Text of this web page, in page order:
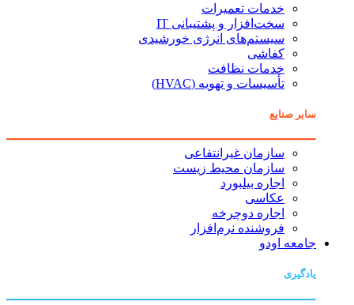
خدمات تعمیرات
سخت‌افزار و پشتیبانی IT
سیستم‌های انرژی خورشیدی
کفاشی
خدمات نظافت
تأسیسات و تهویه (HVAC)
سایر صنایع
سازمان غیرانتفاعی
سازمان محیط زیست
اجاره بیلبورد
عکاسی
اجاره دوچرخه
فروشنده نرم‌افزار
جامعه اودو
یادگیری